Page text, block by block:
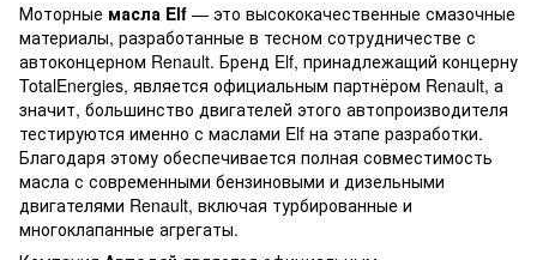
Моторные масла Elf — это высококачественные смазочные
материалы, разработанные в тесном сотрудничестве с
автоконцерном Renault. Бренд Elf, принадлежащий концерну
TotalEnergies, является официальным партнёром Renault, а
значит, большинство двигателей этого автопроизводителя
тестируются именно с маслами Elf на этапе разработки.
Благодаря этому обеспечивается полная совместимость
масла с современными бензиновыми и дизельными
двигателями Renault, включая турбированные и
многоклапанные агрегаты.